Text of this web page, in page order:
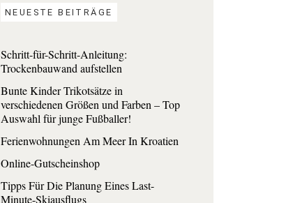
NEUESTE BEITRÄGE
Schritt-für-Schritt-Anleitung:
Trockenbauwand aufstellen
Bunte Kinder Trikotsätze in
verschiedenen Größen und Farben – Top
Auswahl für junge Fußballer!
Ferienwohnungen Am Meer In Kroatien
Online-Gutscheinshop
Tipps Für Die Planung Eines Last-
Minute-Skiausflugs